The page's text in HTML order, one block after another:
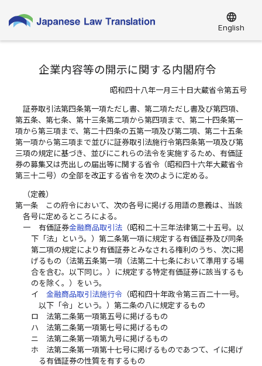
language
English
企業内容等の開示に関する内閣府令
昭和四十八年一月三十日大蔵省令第五号
証券取引法第四条第一項ただし書、第二項ただし書及び第四項、
第五条、第七条、第十三条第二項から第四項まで、第二十四条第一
項から第三項まで、第二十四条の五第一項及び第二項、第二十五条
第一項から第三項まで並びに証券取引法施行令第四条第一項及び第
三項の規定に基づき、並びにこれらの法令を実施するため、有価証
券の募集又は売出しの届出等に関する省令（昭和四十六年大蔵省令
第三十二号）の全部を改正する省令を次のように定める。
（定義）
第一条
この府令において、次の各号に掲げる用語の意義は、当該
各号に定めるところによる。
一
有価証券金融商品取引法（昭和二十三年法律第二十五号。以
下「法」という。）第二条第一項に規定する有価証券及び同条
第二項の規定により有価証券とみなされる権利のうち、次に掲
げるもの（法第五条第一項（法第二十七条において準用する場
合を含む。以下同じ。）に規定する特定有価証券に該当するも
のを除く。）をいう。
イ
金融商品取引法施行令（昭和四十年政令第三百二十一号。
以下「令」という。）第二条の八に規定するもの
ロ
法第二条第一項第五号に掲げるもの
ハ
法第二条第一項第七号に掲げるもの
ニ
法第二条第一項第九号に掲げるもの
ホ
法第二条第一項第十七号に掲げるものであつて、イに掲げ
る有価証券の性質を有するもの